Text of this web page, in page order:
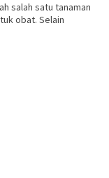
salah satu tanaman
obat. Selain